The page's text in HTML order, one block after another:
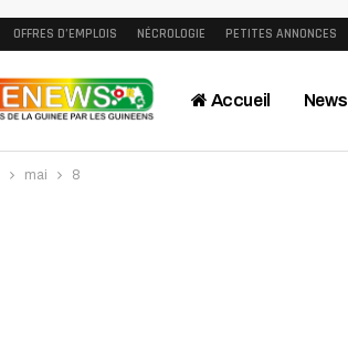
OFFRES D’EMPLOIS NÉCROLOGIE PETITES ANNONCES
Accueil News
mai 8